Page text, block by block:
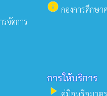
จัดการ
info กองการศึกษ
การให้บริการ
play_arrow คู่มือหรือมาต